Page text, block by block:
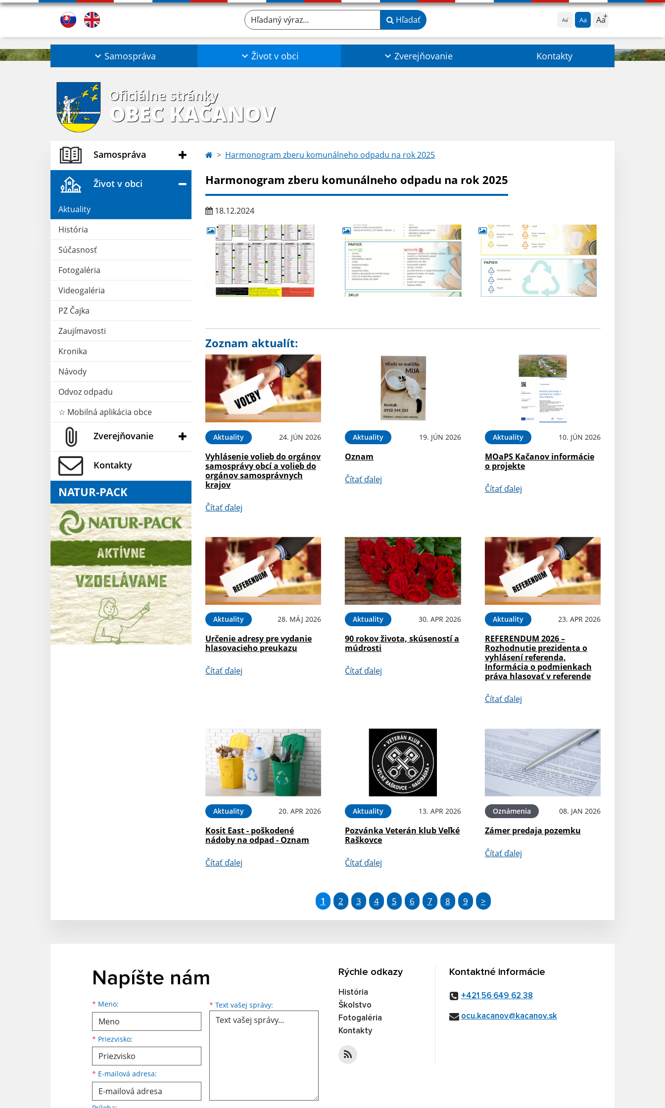
Aa Aa Aa
Hľadaný výraz... Hľadať
Samospráva Život v obci Zverejňovanie Kontakty
Oficiálne stránky
OBEC KAČANOV
Samospráva
Život v obci
Aktuality
História
Súčasnosť
Fotogaléria
Videogaléria
PZ Čajka
Zaujímavosti
Kronika
Návody
Odvoz odpadu
☆ Mobilná aplikácia obce
Zverejňovanie
Kontakty
NATUR-PACK
Harmonogram zberu komunálneho odpadu na rok 2025
Harmonogram zberu komunálneho odpadu na rok 2025
18.12.2024
Zoznam aktualít:
Aktuality 24. JÚN 2026
Vyhlásenie volieb do orgánov
samosprávy obcí a volieb do
orgánov samosprávnych
krajov
Čítať ďalej
Aktuality 19. JÚN 2026
Oznam
Čítať ďalej
Aktuality 10. JÚN 2026
MOaPS Kačanov informácie
o projekte
Čítať ďalej
Aktuality 28. MÁJ 2026
Určenie adresy pre vydanie
hlasovacieho preukazu
Čítať ďalej
Aktuality 30. APR 2026
90 rokov života, skúseností a
múdrosti
Čítať ďalej
Aktuality 23. APR 2026
REFERENDUM 2026 –
Rozhodnutie prezidenta o
vyhlásení referenda,
Informácia o podmienkach
práva hlasovať v referende
Čítať ďalej
Aktuality 20. APR 2026
Kosit East - poškodené
nádoby na odpad - Oznam
Čítať ďalej
Aktuality 13. APR 2026
Pozvánka Veterán klub Veľké
Raškovce
Čítať ďalej
Oznámenia 08. JAN 2026
Zámer predaja pozemku
Čítať ďalej
1 2 3 4 5 6 7 8 9 >
Napíšte nám
* Meno:
Meno
* Priezvisko:
Priezvisko
* E-mailová adresa:
E-mailová adresa * Text vašej správy: Text vašej správy...
Rýchle odkazy
História
Školstvo
Fotogaléria
Kontakty
Kontaktné informácie
+421 56 649 62 38
ocu.kacanov@kacanov.sk